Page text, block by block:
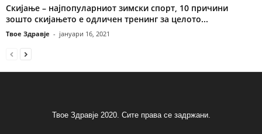
Скијање – најпопуларниот зимски спорт, 10 причини
зошто скијањето е одличен тренинг за целото...
Твое Здравје - јануари 16, 2021
Твое Здравје 2020. Сите права се задржани.